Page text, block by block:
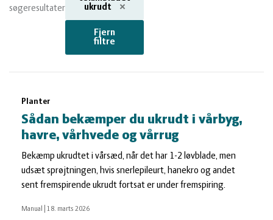
Natur
Økonomi
og
ledelse
Øvrige
dyr
vandmiljø
Økologi
ledelse
dyr
søgeresultater
ukrudt
Fjern
filtre
Søgeresultater
Planter
Sådan bekæmper du ukrudt i vårbyg,
havre, vårhvede og vårrug
Bekæmp ukrudtet i vårsæd, når det har 1-2 løvblade, men
udsæt sprøjtningen, hvis snerlepileurt, hanekro og andet
sent fremspirende ukrudt fortsat er under fremspiring.
Manual 18. marts 2026